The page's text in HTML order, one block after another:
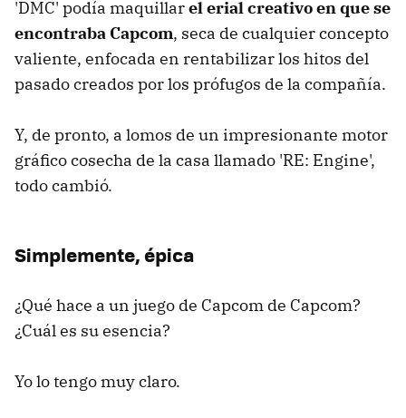
'DMC' podía maquillarel erial creativo en que se
encontraba Capcom, seca de cualquier concepto
valiente, enfocada en rentabilizar los hitos del
pasado creados por los prófugos de la compañía.
Y, de pronto, a lomos de un impresionante motor
gráfico cosecha de la casa llamado 'RE: Engine',
todo cambió.
Simplemente, épica
¿Qué hace a un juego de Capcom de Capcom?
¿Cuál es su esencia?
Yo lo tengo muy claro.